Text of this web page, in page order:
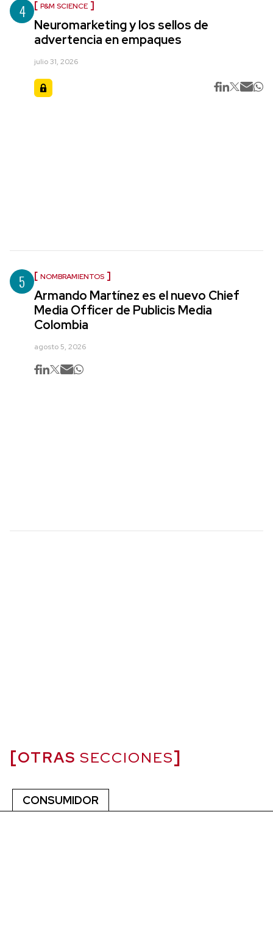
4 P&M SCIENCE
Neuromarketing y los sellos de
advertencia en empaques
julio 31, 2026
5 NOMBRAMIENTOS
Armando Martínez es el nuevo Chief
Media Officer de Publicis Media
Colombia
agosto 5, 2026
OTRAS SECCIONES
CONSUMIDOR